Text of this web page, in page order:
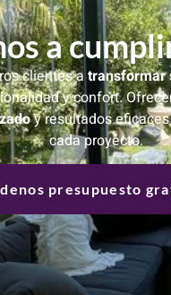
a
clientes atransformar
y confort.
y resultados
cada proyecto.
presupuesto